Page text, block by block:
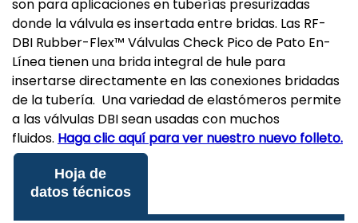
son para aplicaciones en tuberías presurizadas
donde la válvula es insertada entre bridas. Las RF-
DBI Rubber-Flex™ Válvulas Check Pico de Pato En-
Línea tienen una brida integral de hule para
insertarse directamente en las conexiones bridadas
de la tubería. Una variedad de elastómeros permite
a las válvulas DBI sean usadas con muchos
fluidos. Haga clic aquí para ver nuestro nuevo folleto.
Hoja de
datos técnicos